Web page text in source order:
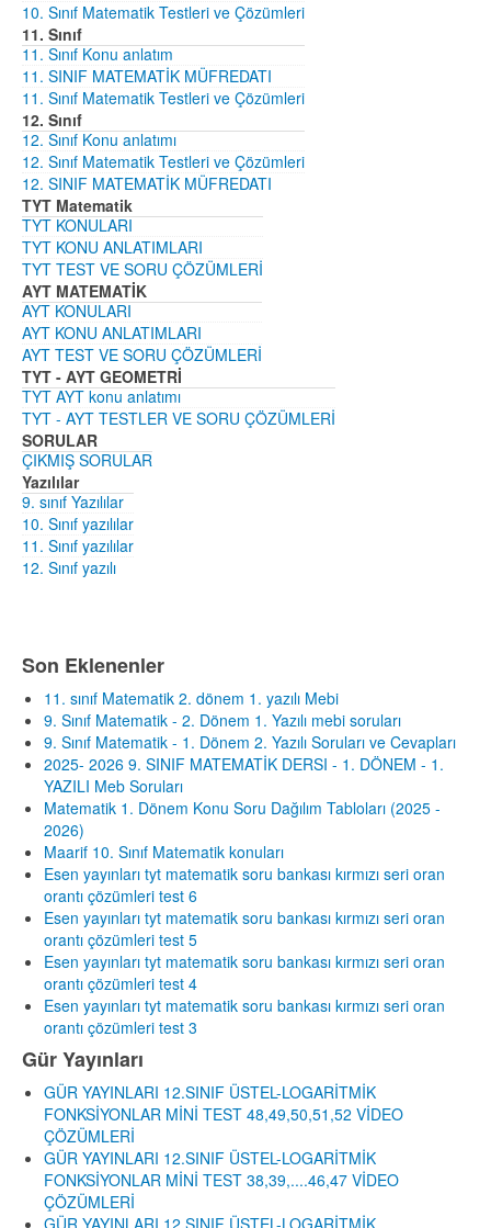
10. Sınıf Matematik Testleri ve Çözümleri
11. Sınıf
11. Sınıf Konu anlatım
11. SINIF MATEMATİK MÜFREDATI
11. Sınıf Matematik Testleri ve Çözümleri
12. Sınıf
12. Sınıf Konu anlatımı
12. Sınıf Matematik Testleri ve Çözümleri
12. SINIF MATEMATİK MÜFREDATI
TYT Matematik
TYT KONULARI
TYT KONU ANLATIMLARI
TYT TEST VE SORU ÇÖZÜMLERİ
AYT MATEMATİK
AYT KONULARI
AYT KONU ANLATIMLARI
AYT TEST VE SORU ÇÖZÜMLERİ
TYT - AYT GEOMETRİ
TYT AYT konu anlatımı
TYT - AYT TESTLER VE SORU ÇÖZÜMLERİ
SORULAR
ÇIKMIŞ SORULAR
Yazılılar
9. sınıf Yazılılar
10. Sınıf yazılılar
11. Sınıf yazılılar
12. Sınıf yazılı
Son Eklenenler
11. sınıf Matematik 2. dönem 1. yazılı Mebi
9. Sınıf Matematik - 2. Dönem 1. Yazılı mebi soruları
9. Sınıf Matematik - 1. Dönem 2. Yazılı Soruları ve Cevapları
2025- 2026 9. SINIF MATEMATİK DERSI - 1. DÖNEM - 1.
YAZILI Meb Soruları
Matematik 1. Dönem Konu Soru Dağılım Tabloları (2025 -
2026)
Maarif 10. Sınıf Matematik konuları
Esen yayınları tyt matematik soru bankası kırmızı seri oran
orantı çözümleri test 6
Esen yayınları tyt matematik soru bankası kırmızı seri oran
orantı çözümleri test 5
Esen yayınları tyt matematik soru bankası kırmızı seri oran
orantı çözümleri test 4
Esen yayınları tyt matematik soru bankası kırmızı seri oran
orantı çözümleri test 3
Gür Yayınları
GÜR YAYINLARI 12.SINIF ÜSTEL-LOGARİTMİK
FONKSİYONLAR MİNİ TEST 48,49,50,51,52 VİDEO
ÇÖZÜMLERİ
GÜR YAYINLARI 12.SINIF ÜSTEL-LOGARİTMİK
FONKSİYONLAR MİNİ TEST 38,39,....46,47 VİDEO
ÇÖZÜMLERİ